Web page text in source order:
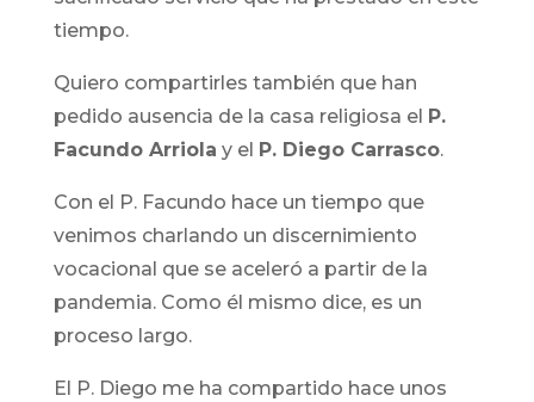
tiempo.
Quiero compartirles también que han
pedido ausencia de la casa religiosa el P.
Facundo Arriola y el P. Diego Carrasco.
Con el P. Facundo hace un tiempo que
venimos charlando un discernimiento
vocacional que se aceleró a partir de la
pandemia. Como él mismo dice, es un
proceso largo.
El P. Diego me ha compartido hace unos